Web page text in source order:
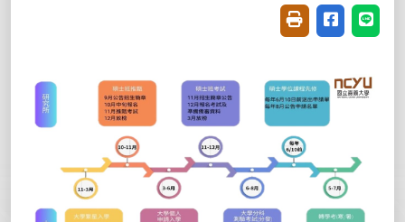
友善列印(開新視
分享至臉書
分享